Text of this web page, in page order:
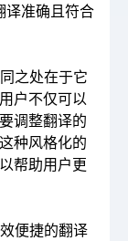
准确且符合
之处在于它
户不仅可以
调整翻译的
种风格化的
帮助用户更
便捷的翻译